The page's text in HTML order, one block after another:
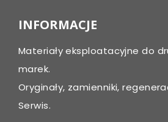
INFORMACJE
Materiały eksploatacyjne do
marek.
Oryginały, zamienniki,
Serwis.